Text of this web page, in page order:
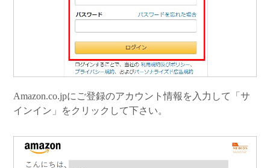
Amazon.co.jpにご登録のアカウント情報を入力して「サ
インイン」をクリックして下さい。